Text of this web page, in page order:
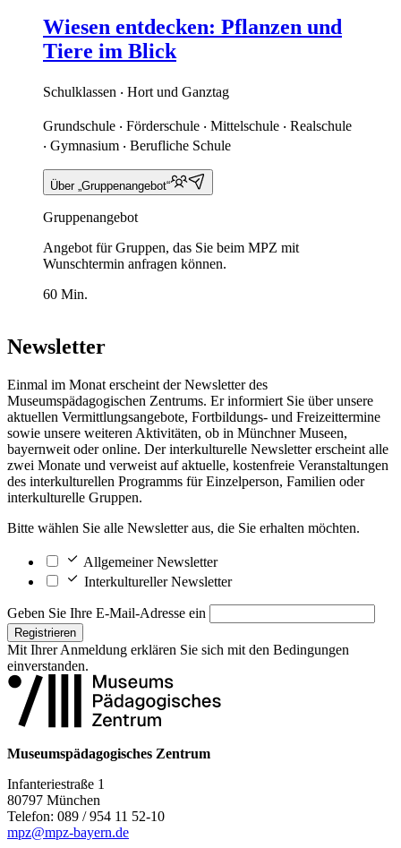
Wiesen entdecken: Pflanzen und
Tiere im Blick
Schulklassen ‧ Hort und Ganztag
Grundschule ‧ Förderschule ‧ Mittelschule ‧ Realschule
‧ Gymnasium ‧ Berufliche Schule
Über „Gruppenangebot“
Gruppenangebot
Angebot für Gruppen, das Sie beim MPZ mit
Wunschtermin anfragen können.
60 Min.
Newsletter
Einmal im Monat erscheint der Newsletter des
Museumspädagogischen Zentrums. Er informiert Sie über unsere
aktuellen Vermittlungsangebote, Fortbildungs- und Freizeittermine
sowie unsere weiteren Aktivitäten, ob in Münchner Museen,
bayernweit oder online. Der interkulturelle Newsletter erscheint alle
zwei Monate und verweist auf aktuelle, kostenfreie Veranstaltungen
des interkulturellen Programms für Einzelperson, Familien oder
interkulturelle Gruppen.
Bitte wählen Sie alle Newsletter aus, die Sie erhalten möchten.
Allgemeiner Newsletter
Interkultureller Newsletter
Geben Sie Ihre E-Mail-Adresse ein
Registrieren
Mit Ihrer Anmeldung erklären Sie sich mit den Bedingungen
einverstanden.
Museumspädagogisches Zentrum
Infanteriestraße 1
80797 München
Telefon: 089 / 954 11 52-10
mpz@mpz-bayern.de